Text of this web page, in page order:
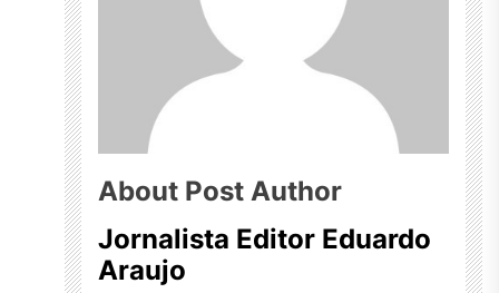
About Post Author
Jornalista Editor Eduardo
Araujo